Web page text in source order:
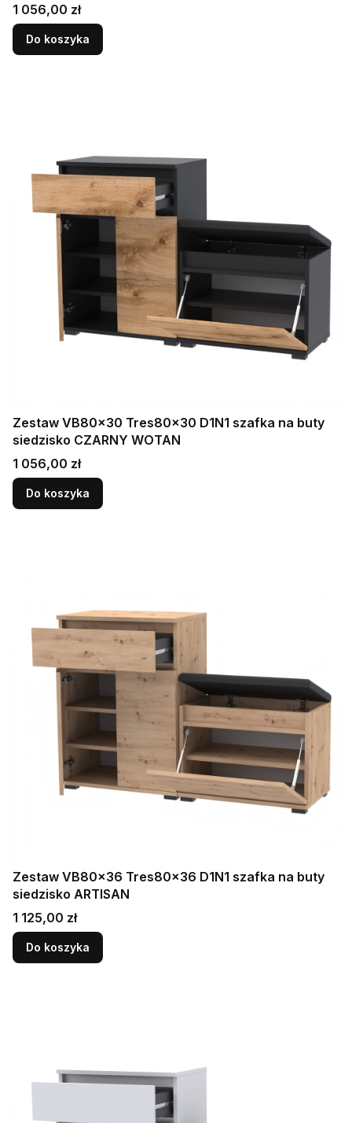
Cena
1 056,00 zł
Do koszyka
Zestaw VB80x30 Tres80x30 D1N1 szafka na buty
siedzisko CZARNY WOTAN
Cena
1 056,00 zł
Do koszyka
Zestaw VB80x36 Tres80x36 D1N1 szafka na buty
siedzisko ARTISAN
Cena
1 125,00 zł
Do koszyka